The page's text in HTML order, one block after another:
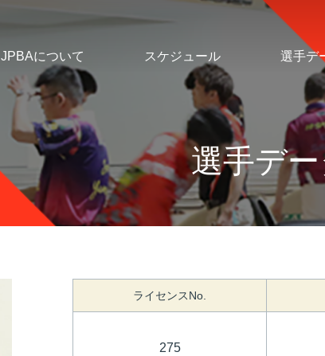
JPBAについて スケジュール 選手デ
選手デ
ライセンスNo.
275